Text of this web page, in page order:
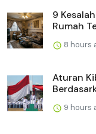
9
Rumah
8 hours
Aturan
9 hours